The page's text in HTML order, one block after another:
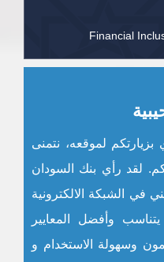
Financial
لموقعه، نتمنى
لقد رأي بنك السودان
في الشبكة الالكترونية
وأفضل المعايير
وسهولة الاستخدام و